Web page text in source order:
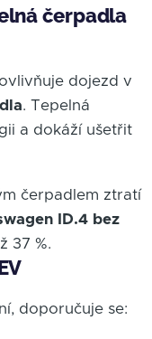
čerpadla
dojezd v
. Tepelná
a dokáží ušetřit
čerpadlem ztratí
ID.4 bez
37 %.
doporučuje se: